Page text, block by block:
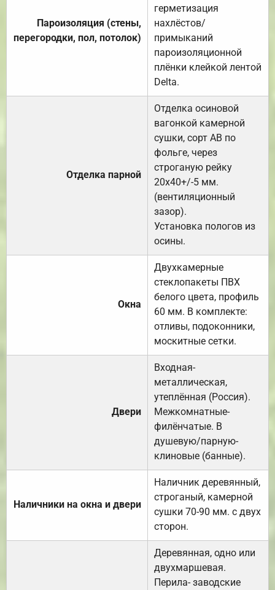
Пароизоляция (стены,
перегородки, пол, потолок)
герметизация
нахлёстов/
примыканий
пароизоляционной
плёнки клейкой лентой
Delta.
Отделка парной
Отделка осиновой
вагонкой камерной
сушки, сорт АВ по
фольге, через
строганую рейку
20х40+/-5 мм.
(вентиляционный
зазор).
Установка пологов из
осины.
Окна
Двухкамерные
стеклопакеты ПВХ
белого цвета, профиль
60 мм. В комплекте:
отливы, подоконники,
москитные сетки.
Двери
Входная-
металлическая,
утеплённая (Россия).
Межкомнатные-
филёнчатые. В
душевую/парную-
клиновые (банные).
Наличники на окна и двери
Наличник деревянный,
строганый, камерной
сушки 70-90 мм. с двух
сторон.
Деревянная, одно или
двухмаршевая.
Перила- заводские